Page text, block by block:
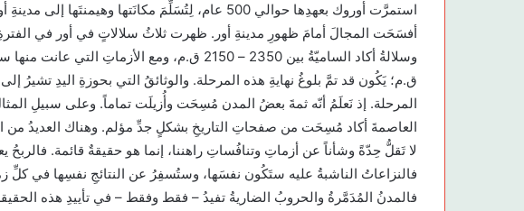
استمرَّت أوروك بعهدِها حوالي 500 عام، لِتُسَلِّمَ مكانَتها
ق.م؛ يَكُون قد تمَّ بلوغُ نهايةِ هذه المرحلة. والوثائقُ التي بحوزةِ اليدِ تشيرُ
المرحلة. إذ نَعلَمُ أنّه ثمةَ بعضُ المدن مُسِحَت وأُزيلَت تماماً. وعلى سبيلِ
العاصمةَ أكاد مُسِحَت من صفحاتِ التاريخِ بشكلٍ جدِّ مؤلم. وهناك العديدُ
لا تَقلُّ حِدّةً وشأناً عن أزماتِ وتنافُساتِ راهننا، إنما هو حقيقةٌ قائمة. فالربحُ
فالنزاعاتُ الناشبةُ عليه ستَكُون نفسَها، وستُسفِرُ عن النتائجِ نفسِها في كلِّ
فالمدنُ المُدَمَّرةُ والحروبُ الضاريةُ تفيدُ – فقط وفقط – في تأييدِ هذه